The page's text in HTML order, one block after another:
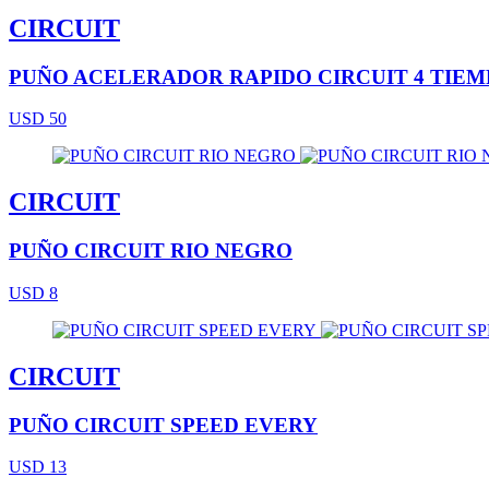
CIRCUIT
PUÑO ACELERADOR RAPIDO CIRCUIT 4
USD 50
CIRCUIT
PUÑO CIRCUIT RIO NEGRO
USD 8
CIRCUIT
PUÑO CIRCUIT SPEED EVERY
USD 13